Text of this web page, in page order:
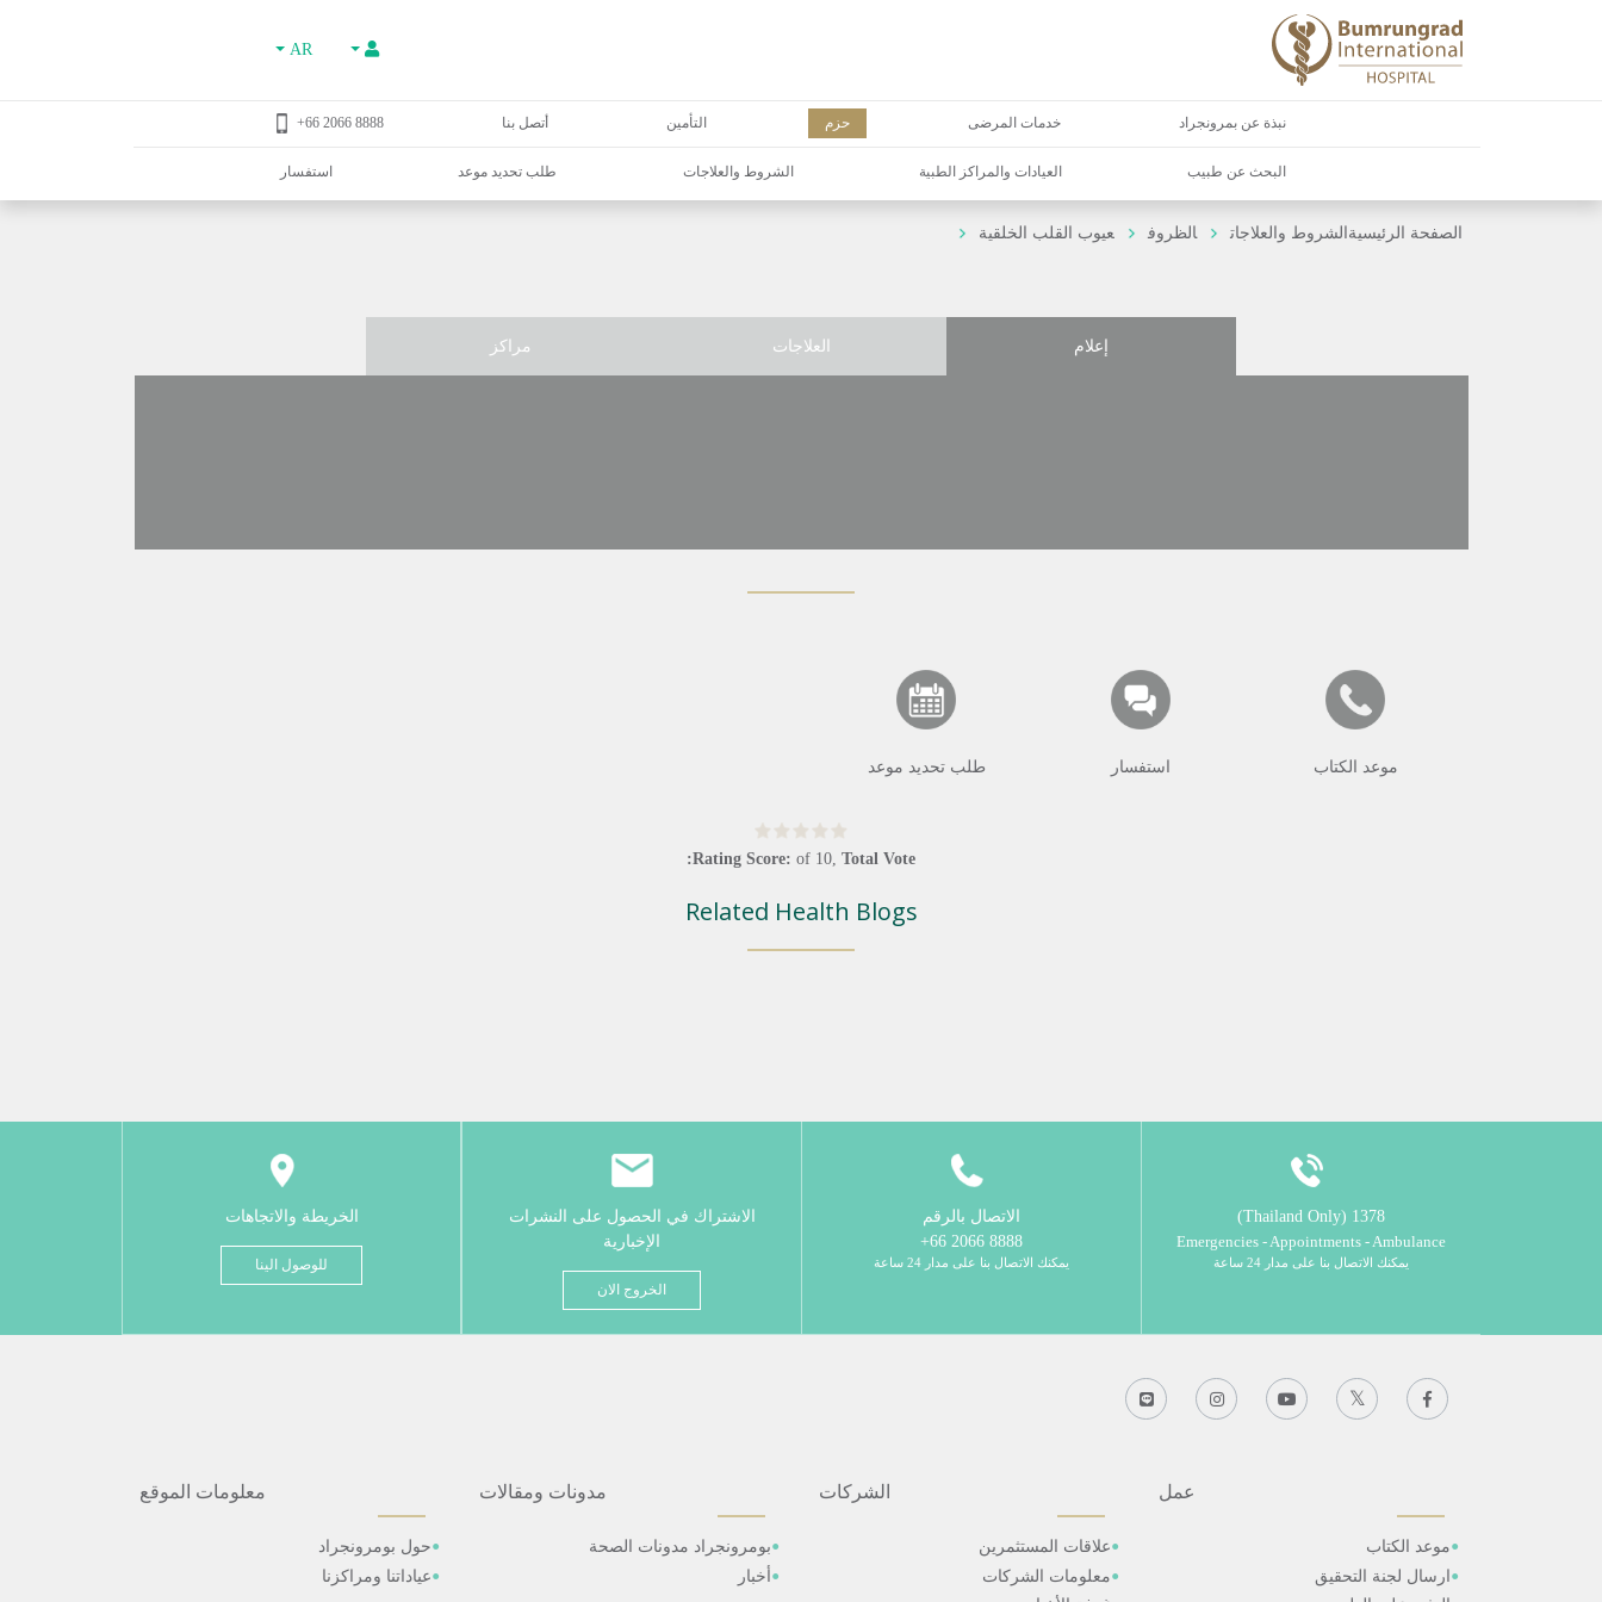
AR
نبذة عن بمرونجراد خدمات المرضى حزم التأمين أتصل بنا 8888 2066 66+
البحث عن طبيب العيادات والمراكز الطبية الشروط والعلاجات طلب تحديد موعد استفسار
الصفحة الرئيسية الشروط والعلاجات الظروف عيوب القلب الخلقية
إعلام العلاجات مراكز
موعد الكتاب استفسار طلب تحديد موعد
Rating Score: of 10 Total Vote:
Related Health Blogs
1378 (Thailand Only)
Emergencies - Appointments - Ambulance
يمكنك الاتصال بنا على مدار 24 ساعة
الاتصال بالرقم
8888 2066 66+
يمكنك الاتصال بنا على مدار 24 ساعة
الاشتراك في الحصول على النشرات
الإخبارية
الخروج الان
الخريطة والاتجاهات
للوصول الينا
عمل
موعد الكتاب
ارسال لجنة التحقيق
الشركات
علاقات المستثمرين
معلومات الشركات
مدونات ومقالات
بومرونجراد مدونات الصحة
أخبار
معلومات الموقع
حول بومرونجراد
عياداتنا ومراكزنا